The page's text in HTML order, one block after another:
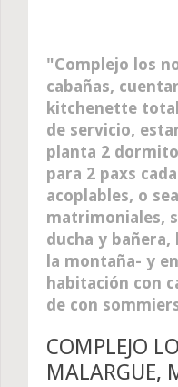
Complejo los
cabañas,
kitchenette
de servicio,
planta 2
para 2 paxs
acoplables, o
matrimoniales,
ducha y bañera,
la montaña- y
habitación con
de con
COMPLEJO
MALARGUE,